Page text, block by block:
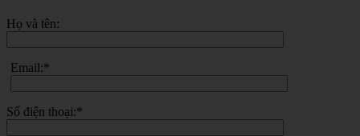
Họ và tên:
Email:*
Số điện thoại:*